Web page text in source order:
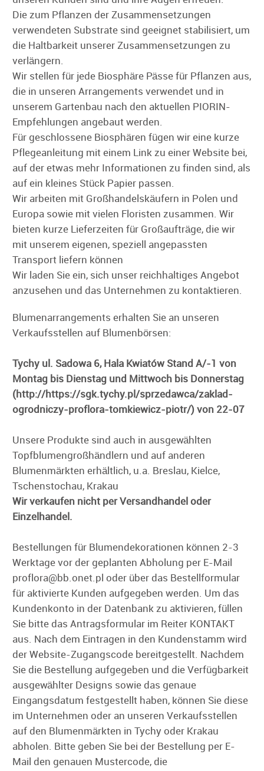
Die zum Pflanzen der Zusammensetzungen
verwendeten Substrate sind geeignet stabilisiert, um
die Haltbarkeit unserer Zusammensetzungen zu
verlängern.
Wir stellen für jede Biosphäre Pässe für Pflanzen aus,
die in unseren Arrangements verwendet und in
unserem Gartenbau nach den aktuellen PIORIN-
Empfehlungen angebaut werden.
Für geschlossene Biosphären fügen wir eine kurze
Pflegeanleitung mit einem Link zu einer Website bei,
auf der etwas mehr Informationen zu finden sind, als
auf ein kleines Stück Papier passen.
Wir arbeiten mit Großhandelskäufern in Polen und
Europa sowie mit vielen Floristen zusammen. Wir
bieten kurze Lieferzeiten für Großaufträge, die wir
mit unserem eigenen, speziell angepassten
Transport liefern können
Wir laden Sie ein, sich unser reichhaltiges Angebot
anzusehen und das Unternehmen zu kontaktieren.
Blumenarrangements erhalten Sie an unseren
Verkaufsstellen auf Blumenbörsen:
Tychy ul. Sadowa 6, Hala Kwiatów Stand A/-1 von
Montag bis Dienstag und Mittwoch bis Donnerstag
(http://https://sgk.tychy.pl/sprzedawca/zaklad-
ogrodniczy-proflora-tomkiewicz-piotr/) von 22-07
Unsere Produkte sind auch in ausgewählten
Topfblumengroßhändlern und auf anderen
Blumenmärkten erhältlich, u.a. Breslau, Kielce,
Tschenstochau, Krakau
Wir verkaufen nicht per Versandhandel oder
Einzelhandel.
Bestellungen für Blumendekorationen können 2-3
Werktage vor der geplanten Abholung per E-Mail
proflora@bb.onet.pl oder über das Bestellformular
für aktivierte Kunden aufgegeben werden. Um das
Kundenkonto in der Datenbank zu aktivieren, füllen
Sie bitte das Antragsformular im Reiter KONTAKT
aus. Nach dem Eintragen in den Kundenstamm wird
der Website-Zugangscode bereitgestellt. Nachdem
Sie die Bestellung aufgegeben und die Verfügbarkeit
ausgewählter Designs sowie das genaue
Eingangsdatum festgestellt haben, können Sie diese
im Unternehmen oder an unseren Verkaufsstellen
auf den Blumenmärkten in Tychy oder Krakau
abholen. Bitte geben Sie bei der Bestellung per E-
Mail den genauen Mustercode, die